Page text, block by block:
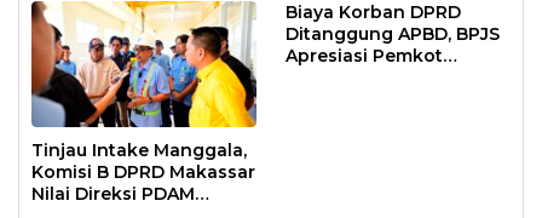
Tinjau Intake Manggala,
Komisi B DPRD Makassar
Nilai Direksi PDAM
Biaya Korban DPRD
Ditanggung APBD, BPJS
Apresiasi Pemkot